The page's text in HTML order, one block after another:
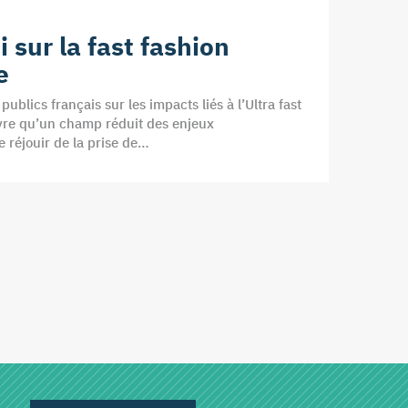
sur la fast fashion
français sur les impacts liés à l’Ultra fast
qu’un champ réduit des enjeux
réjouir de la prise de…